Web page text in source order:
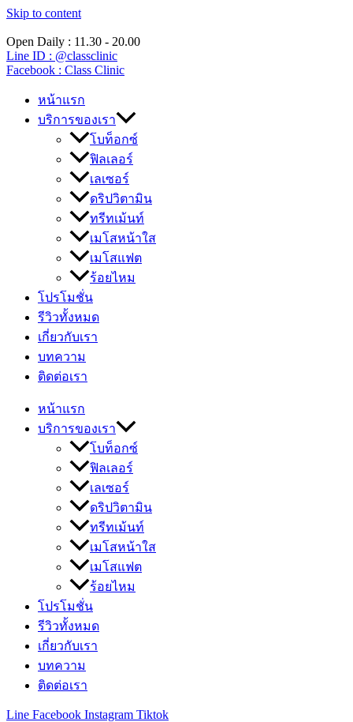
Skip to content
Open Daily : 11.30 - 20.00
Line ID : @classclinic​
Facebook : Class Clinic
หน้าแรก
บริการของเรา
โบท็อกซ์
ฟิลเลอร์
เลเซอร์
ดริปวิตามิน
ทรีทเม้นท์
เมโสหน้าใส
เมโสแฟต
ร้อยไหม
โปรโมชั่น
รีวิวทั้งหมด
เกี่ยวกับเรา
บทความ
ติดต่อเรา
หน้าแรก
บริการของเรา
โบท็อกซ์
ฟิลเลอร์
เลเซอร์
ดริปวิตามิน
ทรีทเม้นท์
เมโสหน้าใส
เมโสแฟต
ร้อยไหม
โปรโมชั่น
รีวิวทั้งหมด
เกี่ยวกับเรา
บทความ
ติดต่อเรา
Line Facebook Instagram Tiktok